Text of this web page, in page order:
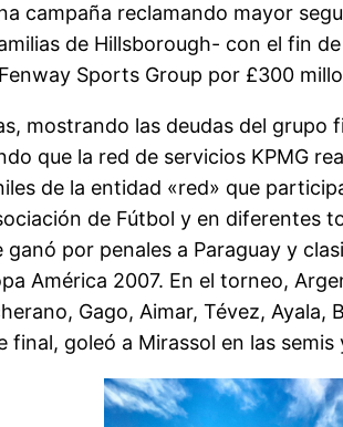
campaña reclamando mayor
de Hillsborough- con el fin
Sports Group por £300
mostrando las deudas del
que la red de servicios KPMG
de la entidad «red» que
de Fútbol y en
por penales a Paraguay y
América 2007. En el torneo,
Gago, Aimar, Tévez,
goleó a Mirassol en las semis